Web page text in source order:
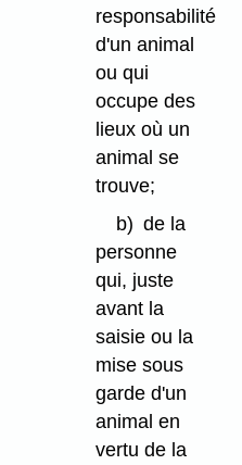
responsabilité
d'un animal
ou qui
occupe des
lieux où un
animal se
trouve;
b) de la
personne
qui, juste
avant la
saisie ou la
mise sous
garde d'un
animal en
vertu de la